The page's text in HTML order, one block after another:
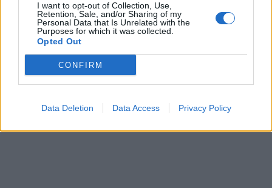
I want to opt-out of Collection, Use,
Retention, Sale, and/or Sharing of my
Personal Data that Is Unrelated with the
Purposes for which it was collected.
Opted Out
CONFIRM
Data Deletion Data Access Privacy Policy